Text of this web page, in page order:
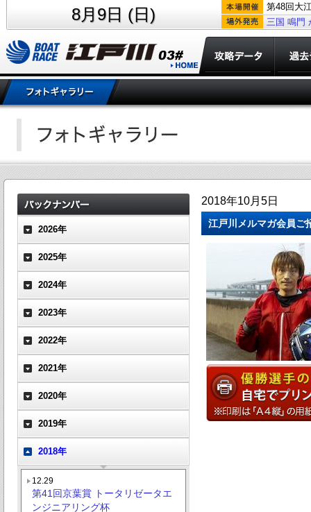
8月9日 (日)
第48回大
三国 鳴門
2026年
2025年
2024年
2023年
2022年
2021年
2020年
2019年
2018年
12.29
第41回京葉賞 トータリゼータエ
ンジニアリング杯
2018年10月5日
江戸川メルマガ会員ご